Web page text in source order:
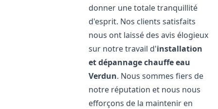
donner une totale tranquillité
d'esprit. Nos clients satisfaits
nous ont laissé des avis élogieux
sur notre travail d'installation
et dépannage chauffe eau
Verdun. Nous sommes fiers de
notre réputation et nous nous
efforçons de la maintenir en